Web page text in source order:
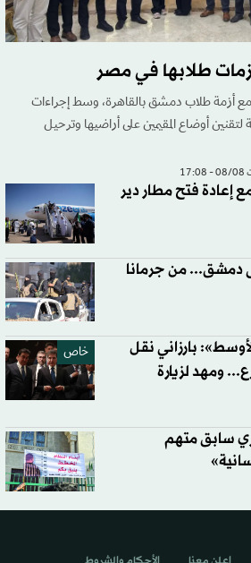
طلابها في مصر
أزمة طلاب دمشق بالقاهرة، وسط إجراءات
أوضاع المقيمين على أراضيها وترحيل
إعادة فتح مطار دير
دمشق... من جرمانا
خاص
بارزاني نقل
ومهد لزيارة
سابق متهم